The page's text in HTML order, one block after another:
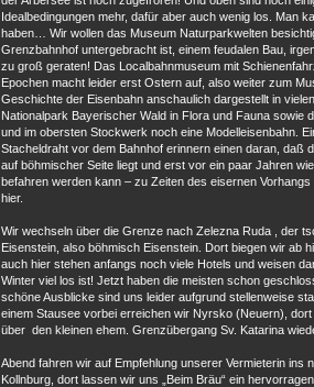
Idealbedingungen mehr, dafür aber auch wenig los. Man
haben… Wir wollen das Museum Naturparkwelten
Grenzbahnhof untergebracht ist, einem feudalen Bau,
zu groß geraten! Das Localbahnmuseum mit
Epochen macht leider erst Ostern auf, also weiter zum
Geschichte der Eisenbahn anschaulich dargestellt in
Nationalpark Bayerischer Wald in Flora und Fauna sowie
und im obersten Stockwerk noch eine Modelleisenbahn.
Stacheldraht vor dem Bahnhof erinnern einen daran, daß
auf böhmischer Seite liegt und erst vor ein paar Jahren
befahren werden kann – zu Zeiten des eisernen Vorhangs
hier.
Wir wechseln über die Grenze nach Zelezna Ruda , der
Eisenstein, also böhmisch Eisenstein. Dort biegen wir ab
auch hier stehen anfangs noch viele Hotels und weisen
Winter viel los ist! Jetzt haben die meisten schon
schöne Ausblicke sind uns leider aufgrund stellenweise
einem Stausee vorbei erreichen wir Nyrsko (Neuern),
über den kleinen ehem. Grenzübergang Sv. Katarina
Abend fahren wir auf Empfehlung unserer Vermieterin ins
Kollnburg, dort lassen wir uns „Beim Bräu“ ein